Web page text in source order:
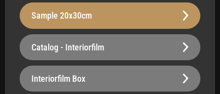
Vloerverwarming
Ja
Robuust - 250 µm
Oppervlak
Sample 20x30cm
Catalog - Interiorfilm
Interiorfilm Box